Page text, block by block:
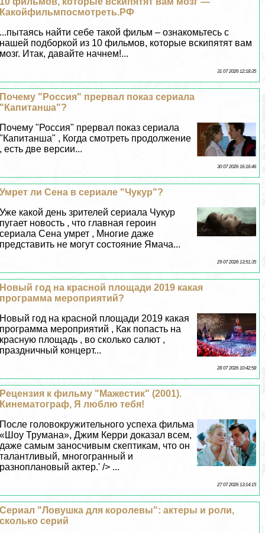
Какойфильмпосмотреть.РФ
...пытаясь найти себе такой фильм – ознакомьтесь с
нашей подборкой из 10 фильмов, которые вскипятят вам
мозг. Итак, давайте начнем!...
31 07 2026 12:18:35
Почему "Россия" прервал показ сериала
"Капитанша"?
Почему "Россия" прервал показ сериала
"Капитанша" , Когда смотреть продолжение
, есть две версии...
30 07 2026 16:16:46
Умрет ли Сена в сериале "Чукур"?
Уже какой день зрителей сериала Чукур
пугает новость , что главная героин
сериала Сена умрет , Многие даже
представить не могут состояние Ямача...
29 07 2026 13:51:35
Новый год на красной площади 2019 какая
программа мероприятий?
Новый год на красной площади 2019 какая
программа мероприятий , Как попасть на
красную площадь , во сколько салют ,
праздничный концерт...
28 07 2026 10:42:58
Рецензия к фильму "Мажестик" (2001).
Кинематограф, Я люблю тебя!
После головокружительного успеха фильма
«Шоу Трумана», Джим Керри доказал всем,
даже самым заносчивым скептикам, что он
талантливый, многогранный и
разноплановый актер.' /> ...
27 07 2026 13:14:15
Сериал "Ловушка для королевы": актеры и роли,
сколько серий